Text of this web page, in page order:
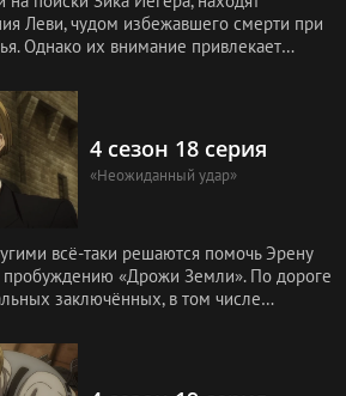
Леви, чудом избежавшего смерти при
Однако их внимание привлекает
4 сезон 18 серия
«Неожиданный удар»
всё-таки решаются помочь Эрену
пробуждению «Дрожи Земли». По дороге
заключённых, в том числе